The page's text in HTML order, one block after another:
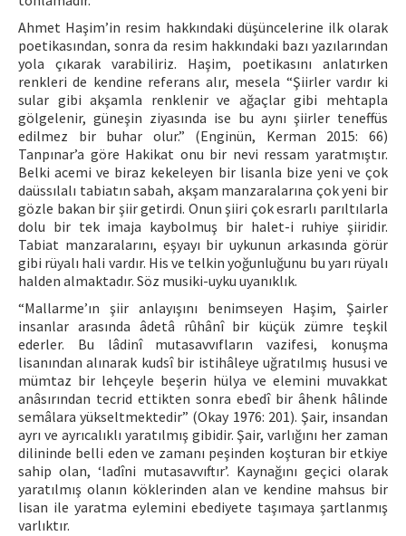
Ahmet Haşim’in resim hakkındaki düşüncelerine ilk olarak
poetikasından, sonra da resim hakkındaki bazı yazılarından
yola çıkarak varabiliriz. Haşim, poetikasını anlatırken
renkleri de kendine referans alır, mesela “Şiirler vardır ki
sular gibi akşamla renklenir ve ağaçlar gibi mehtapla
gölgelenir, güneşin ziyasında ise bu aynı şiirler teneffüs
edilmez bir buhar olur.” (Enginün, Kerman 2015: 66)
Tanpınar’a göre Hakikat onu bir nevi ressam yaratmıştır.
Belki acemi ve biraz kekeleyen bir lisanla bize yeni ve çok
daüssılalı tabiatın sabah, akşam manzaralarına çok yeni bir
gözle bakan bir şiir getirdi. Onun şiiri çok esrarlı parıltılarla
dolu bir tek imaja kaybolmuş bir halet-i ruhiye şiiridir.
Tabiat manzaralarını, eşyayı bir uykunun arkasında görür
gibi rüyalı hali vardır. His ve telkin yoğunluğunu bu yarı rüyalı
halden almaktadır. Söz musiki-uyku uyanıklık.
“Mallarme’ın şiir anlayışını benimseyen Haşim, Şairler
insanlar arasında âdetâ rûhânî bir küçük zümre teşkil
ederler. Bu lâdinî mutasavvıfların vazifesi, konuşma
lisanından alınarak kudsî bir istihâleye uğratılmış hususi ve
mümtaz bir lehçeyle beşerin hülya ve elemini muvakkat
anâsırından tecrid ettikten sonra ebedî bir âhenk hâlinde
semâlara yükseltmektedir” (Okay 1976: 201). Şair, insandan
ayrı ve ayrıcalıklı yaratılmış gibidir. Şair, varlığını her zaman
dilininde belli eden ve zamanı peşinden koşturan bir etkiye
sahip olan, ‘ladîni mutasavvıftır’. Kaynağını geçici olarak
yaratılmış olanın köklerinden alan ve kendine mahsus bir
lisan ile yaratma eylemini ebediyete taşımaya şartlanmış
varlıktır.